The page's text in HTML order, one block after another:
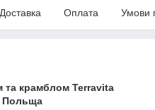
Доставка Оплата Умови
та крамблом Terravita
Польща